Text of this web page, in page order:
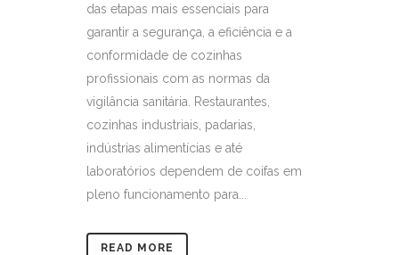
das etapas mais essenciais para
garantir a segurança, a eficiência e a
conformidade de cozinhas
profissionais com as normas da
vigilância sanitária. Restaurantes,
cozinhas industriais, padarias,
indústrias alimentícias e até
laboratórios dependem de coifas em
pleno funcionamento para...
READ MORE